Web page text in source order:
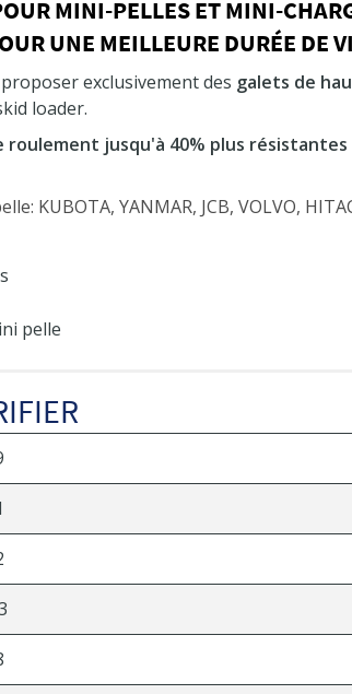
MINI-PELLES ET MINI-
UNE MEILLEURE DURÉE DE
exclusivement des galets de
loader.
roulement jusqu'à 40% plus
KUBOTA, YANMAR, JCB, VOLVO,
pelle